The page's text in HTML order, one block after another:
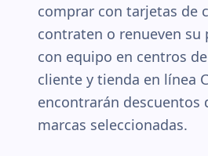
comprar con tarjetas de
contraten o renueven su
con equipo en centros
cliente y tienda en línea
encontrarán descuentos
marcas seleccionadas.